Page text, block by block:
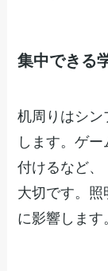
集中できる
机周りはシン
します。ゲ
付けるなど、
大切です。照
に影響します